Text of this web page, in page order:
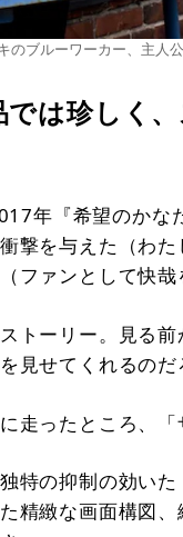
ブルーワーカー、主人公
は珍しく
年『希望のかな
撃を与えた（わ
ファンとして快哉
トーリー。見る
見せてくれるのだ
走ったところ、
特の抑制の効い
精緻な画面構図